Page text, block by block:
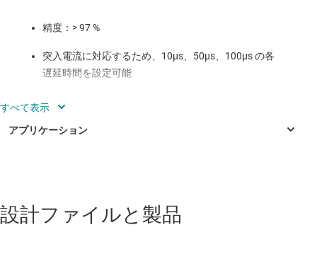
精度：> 97 %
突入電流に対応するため、10μs、50μs、100μs の各
遅延時間を設定可能
最大 30A の範囲で電流制限を設定可能 (100A を超え
CT ディテクタ・モジュール
設計ファイルと製品